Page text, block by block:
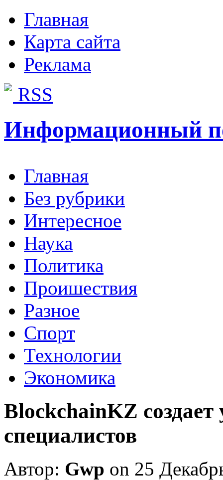
Главная
Карта сайта
Реклама
RSS
Информационный
Главная
Без рубрики
Интересное
Наука
Политика
Проишествия
Разное
Спорт
Технологии
Экономика
BlockchainKZ создает
специалистов
Автор: Gwp on 25